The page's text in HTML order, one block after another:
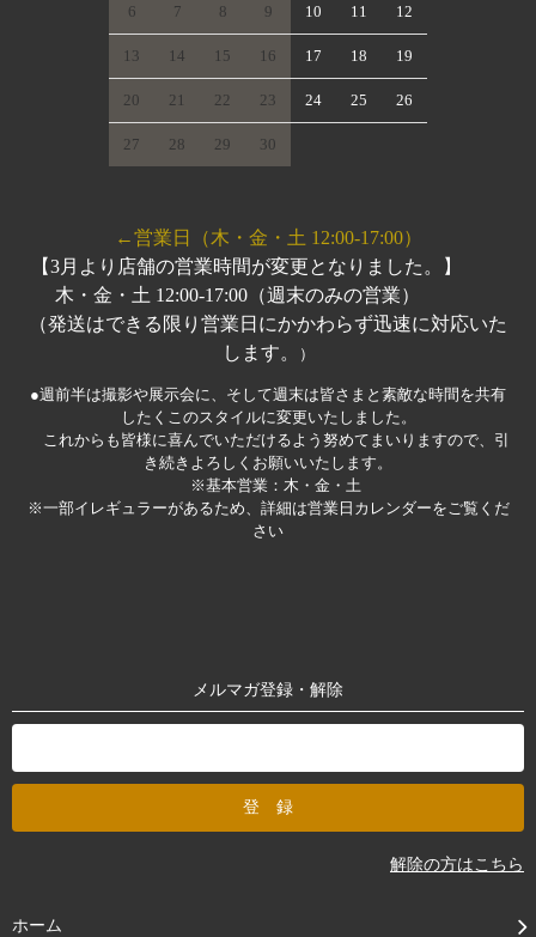
6 7 8 9 10 11 12
13 14 15 16 17 18 19
20 21 22 23 24 25 26
27 28 29 30
←営業日（木・金・土 12:00-17:00）
【3月より店舗の営業時間が変更となりました。】
木・金・土 12:00-17:00（週末のみの営業）
（発送はできる限り営業日にかかわらず迅速に対応いた
します。
）
●週前半は撮影や展示会に、そして週末は皆さまと素敵な時間を共有
したくこのスタイルに変更いたしました。
これからも皆様に喜んでいただけるよう努めてまいりますので、引
き続きよろしくお願いいたします。
※基本営業：木・金・土
※一部イレギュラーがあるため、詳細は営業日カレンダーをご覧くだ
さい
メルマガ登録・解除
解除の方はこちら
ホーム